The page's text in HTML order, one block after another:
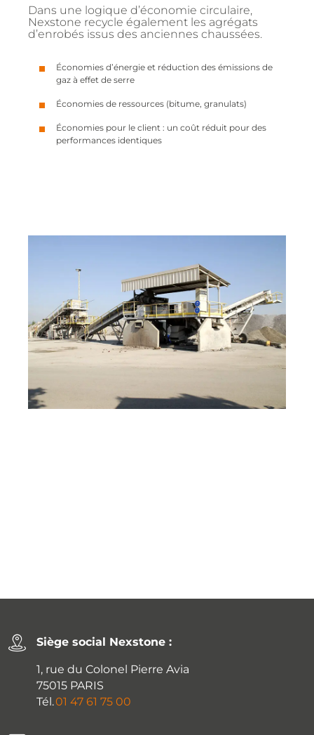
Dans une logique d’économie circulaire,
Nexstone recycle également les agrégats
d’enrobés issus des anciennes chaussées.
Économies d’énergie et réduction des émissions de
gaz à effet de serre
Économies de ressources (bitume, granulats)
Économies pour le client : un coût réduit pour des
performances identiques
Siège social Nexstone :
1, rue du Colonel Pierre Avia
75015 PARIS
Tél.01 47 61 75 00